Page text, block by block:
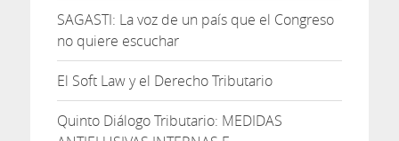
SAGASTI: La voz de un país que el Congreso
no quiere escuchar
El Soft Law y el Derecho Tributario
Quinto Diálogo Tributario: MEDIDAS